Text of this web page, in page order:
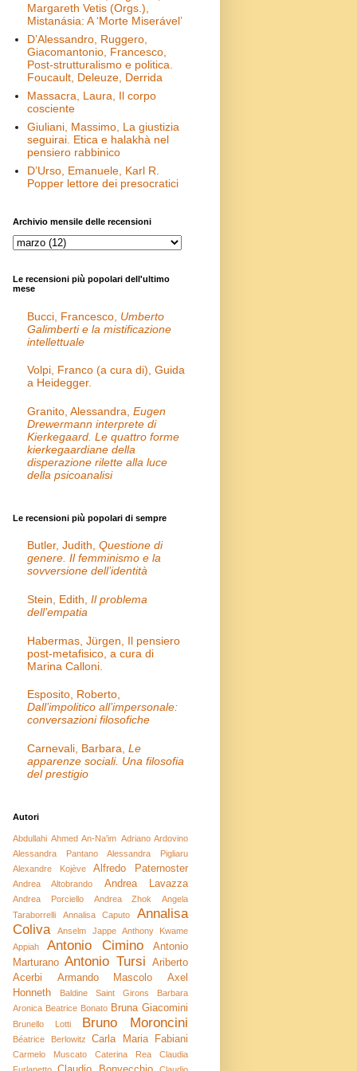
Margareth Vetis (Orgs.),
Mistanásia: A ‘Morte Miserável’
D’Alessandro, Ruggero,
Giacomantonio, Francesco,
Post-strutturalismo e politica.
Foucault, Deleuze, Derrida
Massacra, Laura, Il corpo
cosciente
Giuliani, Massimo, La giustizia
seguirai. Etica e halakhà nel
pensiero rabbinico
D’Urso, Emanuele, Karl R.
Popper lettore dei presocratici
Archivio mensile delle recensioni
Le recensioni più popolari dell'ultimo
mese
Bucci, Francesco, Umberto
Galimberti e la mistificazione
intellettuale
Volpi, Franco (a cura di), Guida
a Heidegger.
Granito, Alessandra, Eugen
Drewermann interprete di
Kierkegaard. Le quattro forme
kierkegaardiane della
disperazione rilette alla luce
della psicoanalisi
Le recensioni più popolari di sempre
Butler, Judith, Questione di
genere. Il femminismo e la
sovversione dell’identità
Stein, Edith, Il problema
dell’empatia
Habermas, Jürgen, Il pensiero
post-metafisico, a cura di
Marina Calloni.
Esposito, Roberto,
Dall’impolitico all’impersonale:
conversazioni filosofiche
Carnevali, Barbara, Le
apparenze sociali. Una filosofia
del prestigio
Autori
Abdullahi Ahmed An-Na'im Adriano Ardovino
Alessandra Pantano
Alessandra Pigliaru
Alexandre Kojève
Alfredo Paternoster
Andrea Altobrando Andrea Lavazza
Andrea Porciello Andrea Zhok
Angela
Taraborrelli
Annalisa Caputo
Annalisa
Coliva
Anselm Jappe
Anthony Kwame
Appiah
Antonio Cimino
Antonio
Marturano Antonio Tursi
Ariberto
Acerbi
Armando Mascolo
Axel
Honneth
Baldine Saint Girons
Barbara
Aronica Beatrice Bonato Bruna Giacomini
Brunello Lotti Bruno Moroncini
Béatrice Berlowitz Carla Maria Fabiani
Carmelo Muscato Caterina Rea
Claudia
Furlanetto
Claudio